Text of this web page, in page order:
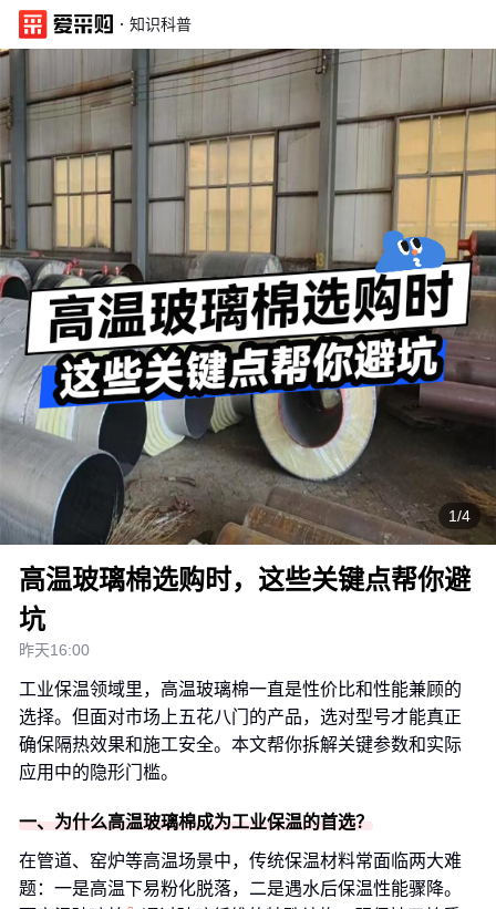
· 知识科普
1/4
高温玻璃棉选购时，这些关键点帮你避
坑
昨天16:00
工业保温领域里，高温玻璃棉一直是性价比和性能兼顾的
选择。但面对市场上五花八门的产品，选对型号才能真正
确保隔热效果和施工安全。本文帮你拆解关键参数和实际
应用中的隐形门槛。
一、为什么高温玻璃棉成为工业保温的首选？
在管道、窑炉等高温场景中，传统保温材料常面临两大难
题：一是高温下易粉化脱落，二是遇水后保温性能骤降。